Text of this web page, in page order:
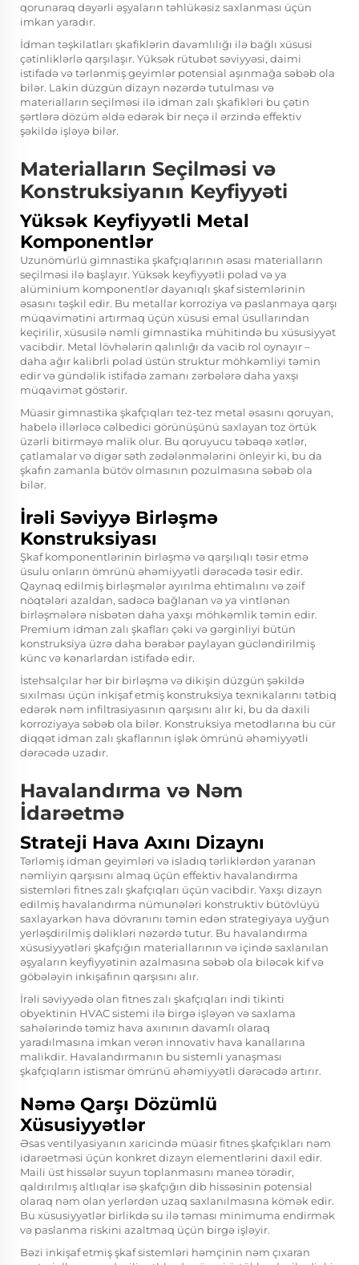
qorunaraq dəyərli əşyaların təhlükəsiz saxlanması üçün
imkan yaradır.
İdman təşkilatları şkafiklərin davamlılığı ilə bağlı xüsusi
çətinliklərlə qarşılaşır. Yüksək rütubət səviyyəsi, daimi
istifadə və tərlənmiş geyimlər potensial aşınmağa səbəb ola
bilər. Lakin düzgün dizayn nəzərdə tutulması və
materialların seçilməsi ilə idman zalı şkafikləri bu çətin
şərtlərə dözüm əldə edərək bir neçə il ərzində effektiv
şəkildə işləyə bilər.
Materialların Seçilməsi və
Konstruksiyanın Keyfiyyəti
Yüksək Keyfiyyətli Metal
Komponentlər
Uzunömürlü gimnastika şkafçıqlarının əsası materialların
seçilməsi ilə başlayır. Yüksək keyfiyyətli polad və ya
alüminium komponentlər dayanıqlı şkaf sistemlərinin
əsasını təşkil edir. Bu metallar korroziya və paslanmaya qarşı
müqavimətini artırmaq üçün xüsusi emal üsullarından
keçirilir, xüsusilə nəmli gimnastika mühitində bu xüsusiyyət
vacibdir. Metal lövhələrin qalınlığı da vacib rol oynayır –
daha ağır kalibrli polad üstün struktur möhkəmliyi təmin
edir və gündəlik istifadə zamanı zərbələrə daha yaxşı
müqavimət göstərir.
Müasir gimnastika şkafçıqları tez-tez metal əsasını qoruyan,
habelə illərləcə cəlbedici görünüşünü saxlayan toz örtük
üzərli bitirməyə malik olur. Bu qoruyucu təbəqə xətlər,
çatlamalar və digər səth zədələnmələrini önleyir ki, bu da
şkafın zamanla bütöv olmasının pozulmasına səbəb ola
bilər.
İrəli Səviyyə Birləşmə
Konstruksiyası
Şkaf komponentlərinin birləşmə və qarşılıqlı təsir etmə
üsulu onların ömrünü əhəmiyyətli dərəcədə təsir edir.
Qaynaq edilmiş birləşmələr ayırılma ehtimalını və zəif
nöqtələri azaldan, sadəcə bağlanan və ya vintlənən
birləşmələrə nisbətən daha yaxşı möhkəmlik təmin edir.
Premium idman zalı şkafları çəki və gərginliyi bütün
konstruksiya üzrə daha bərabər paylayan gücləndirilmiş
künc və kənarlardan istifadə edir.
İstehsalçılar hər bir birləşmə və dikişin düzgün şəkildə
sıxılması üçün inkişaf etmiş konstruksiya texnikalarını tətbiq
edərək nəm infiltrasiyasının qarşısını alır ki, bu da daxili
korroziyaya səbəb ola bilər. Konstruksiya metodlarına bu cür
diqqət idman zalı şkaflarının işlək ömrünü əhəmiyyətli
dərəcədə uzadır.
Havalandırma və Nəm
İdarəetmə
Strateji Hava Axını Dizaynı
Tərləmiş idman geyimləri və isladıq tərliklərdən yaranan
nəmliyin qarşısını almaq üçün effektiv havalandırma
sistemləri fitnes zalı şkafçıqları üçün vacibdir. Yaxşı dizayn
edilmiş havalandırma nümunələri konstruktiv bütövlüyü
saxlayarkən hava dövranını təmin edən strategiyaya uyğun
yerləşdirilmiş dəlikləri nəzərdə tutur. Bu havalandırma
xüsusiyyətləri şkafçığın materiallarının və içində saxlanılan
əşyaların keyfiyyətinin azalmasına səbəb ola biləcək kif və
göbələyin inkişafının qarşısını alır.
İrəli səviyyədə olan fitnes zalı şkafçıqları indi tikinti
obyektinin HVAC sistemi ilə birgə işləyən və saxlama
sahələrində təmiz hava axınının davamlı olaraq
yaradılmasına imkan verən innovativ hava kanallarına
malikdir. Havalandırmanın bu sistemli yanaşması
şkafçıqların istismar ömrünü əhəmiyyətli dərəcədə artırır.
Nəmə Qarşı Dözümlü
Xüsusiyyətlər
Əsas ventilyasiyanın xaricində müasir fitnes şkafçıkları nəm
idarəetməsi üçün konkret dizayn elementlərini daxil edir.
Maili üst hissələr suyun toplanmasını maneə törədir,
qaldırılmış altlıqlar isə şkafçığın dib hissəsinin potensial
olaraq nəm olan yerlərdən uzaq saxlanılmasına kömək edir.
Bu xüsusiyyətlər birlikdə su ilə təması minimuma endirmək
və paslanma riskini azaltmaq üçün birgə işləyir.
Bəzi inkişaf etmiş şkaf sistemləri həmçinin nəm çıxaran